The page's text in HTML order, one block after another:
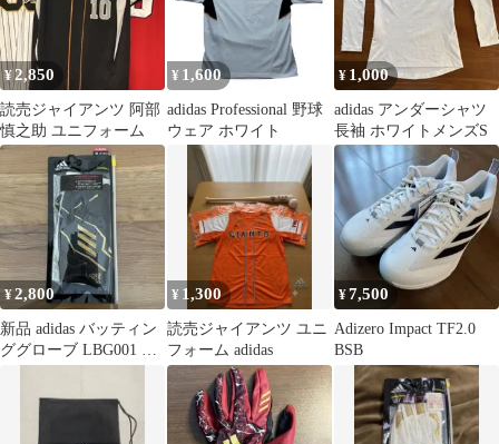
¥2,850
読売ジャイアンツ 阿部
慎之助 ユニフォーム
¥ 1,600
adidas Professional 野球
ウェア ホワイト
¥ 1,000
adidas アンダーシャツ
長袖 ホワイトメンズS
¥2,800
新品 adidas バッティン
ググローブ LBG001 M
¥ 1,300
読売ジャイアンツ ユニ
フォーム adidas
¥7,500
Adizero Impact TF2.0
BSB